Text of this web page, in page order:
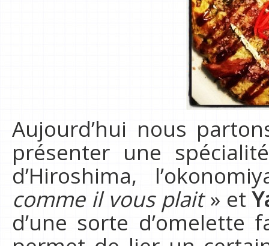
Aujourd’hui nous
présenter une
d’Hiroshima,
comme il vous plait» et
d’une sorte d’omelette